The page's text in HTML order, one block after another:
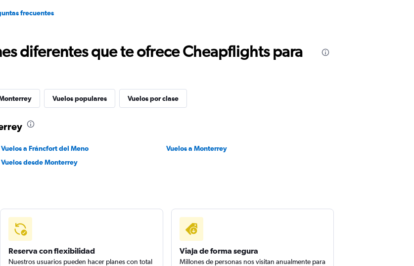
frecuentes
diferentes que te ofrece Cheapflights para
Vuelos populares Vuelos por clase
Vuelos a Fráncfort del Meno
Vuelos a Monterrey
Vuelos desde Monterrey
Reserva con flexibilidad
Nuestros usuarios pueden hacer planes con total
Viaja de forma segura
Millones de personas nos visitan anualmente para